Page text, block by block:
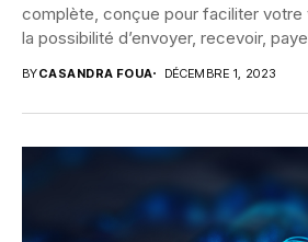
complète, conçue pour faciliter votre
la possibilité d’envoyer, recevoir,
BYCASANDRA FOUA DÉCEMBRE 1, 2023